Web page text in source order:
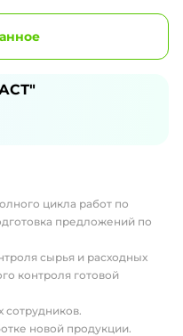
цикла работ по
предложений по
сырья и расходных
контроля готовой
сотрудников.
новой продукции.